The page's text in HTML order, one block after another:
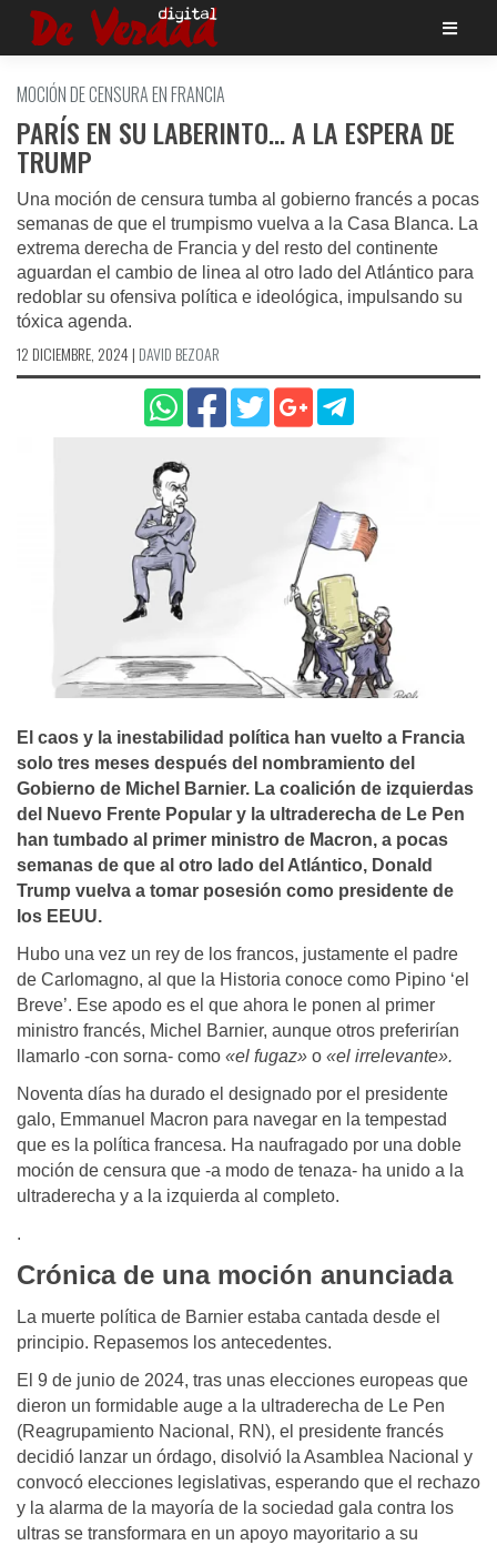
Saltar
MOCIÓN DE CENSURA EN FRANCIA
PARÍS EN SU LABERINTO… A LA ESPERA DE
TRUMP
Una moción de censura tumba al gobierno francés a pocas
semanas de que el trumpismo vuelva a la Casa Blanca. La
extrema derecha de Francia y del resto del continente
aguardan el cambio de linea al otro lado del Atlántico para
redoblar su ofensiva política e ideológica, impulsando su
tóxica agenda.
12 DICIEMBRE, 2024| DAVID BEZOAR
El caos y la inestabilidad política han vuelto a Francia
solo tres meses después del nombramiento del
Gobierno de Michel Barnier. La coalición de izquierdas
del Nuevo Frente Popular y la ultraderecha de Le Pen
han tumbado al primer ministro de Macron, a pocas
semanas de que al otro lado del Atlántico, Donald
Trump vuelva a tomar posesión como presidente de
los EEUU.
Hubo una vez un rey de los francos, justamente el padre
de Carlomagno, al que la Historia conoce como Pipino ‘el
Breve’. Ese apodo es el que ahora le ponen al primer
ministro francés, Michel Barnier, aunque otros preferirían
llamarlo -con sorna- como «el fugaz» o «el irrelevante».
Noventa días ha durado el designado por el presidente
galo, Emmanuel Macron para navegar en la tempestad
que es la política francesa. Ha naufragado por una doble
moción de censura que -a modo de tenaza- ha unido a la
ultraderecha y a la izquierda al completo.
.
Crónica de una moción anunciada
La muerte política de Barnier estaba cantada desde el
principio. Repasemos los antecedentes.
El 9 de junio de 2024, tras unas elecciones europeas que
dieron un formidable auge a la ultraderecha de Le Pen
(Reagrupamiento Nacional, RN), el presidente francés
decidió lanzar un órdago, disolvió la Asamblea Nacional y
convocó elecciones legislativas, esperando que el rechazo
y la alarma de la mayoría de la sociedad gala contra los
ultras se transformara en un apoyo mayoritario a su